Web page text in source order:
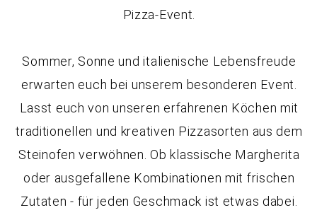
Pizza-Event.
Sommer, Sonne und italienische Lebensfreude
erwarten euch bei unserem besonderen Event.
Lasst euch von unseren erfahrenen Köchen mit
traditionellen und kreativen Pizzasorten aus dem
Steinofen verwöhnen. Ob klassische Margherita
oder ausgefallene Kombinationen mit frischen
Zutaten - für jeden Geschmack ist etwas dabei.